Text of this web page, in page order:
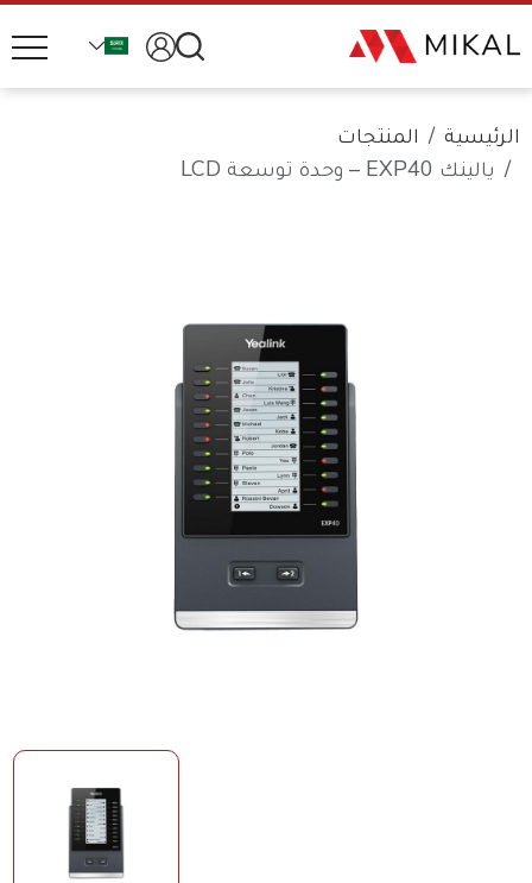
الرئيسية
المنتجات
يالينك EXP40 – وحدة توسعة LCD